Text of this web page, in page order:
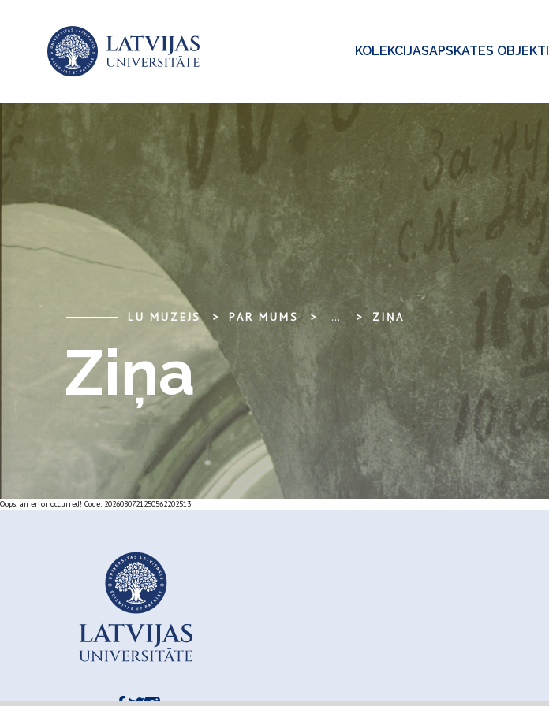
KOLEKCIJASAPSKATES OBJEKTI
LU MUZEJS PAR MUMS ... ZIŅA
Ziņa
Oops, an error occurred! Code: 2026080721250562202513